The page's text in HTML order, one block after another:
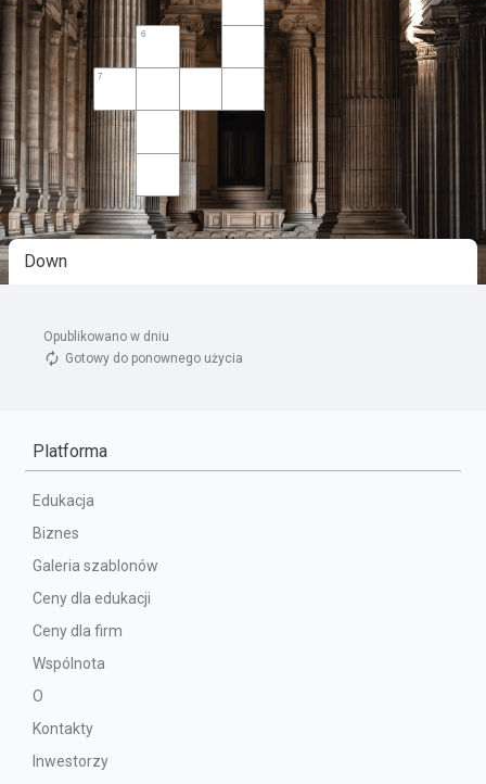
Opublikowano w dniu
Gotowy do ponownego użycia
Platforma
Edukacja
Biznes
Galeria szablonów
Ceny dla edukacji
Ceny dla firm
Wspólnota
O
Kontakty
Inwestorzy